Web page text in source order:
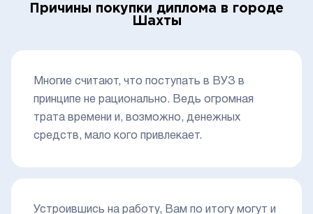
Причины покупки диплома в городе
Шахты
Многие считают, что поступать в ВУЗ в
принципе не рационально. Ведь огромная
трата времени и, возможно, денежных
средств, мало кого привлекает.
Устроившись на работу, Вам по итогу могут и